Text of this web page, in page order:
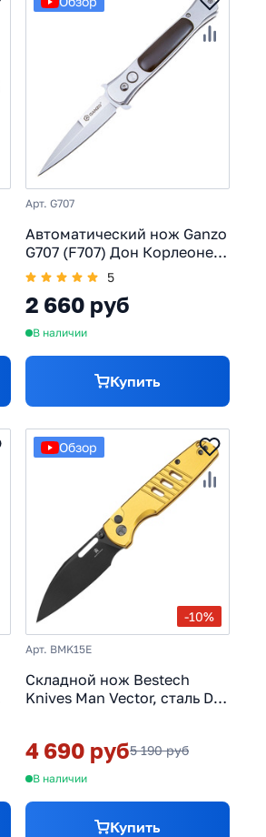
Арт. G707
Автоматический нож Ganzo
G707 (F707) Дон Корлеоне,
сталь 440C, выкидной нож
5
2 660 руб
В наличии
Купить
-10%
Обзор
Арт. BMK15E
Складной нож Bestech
Knives Man Vector, сталь D2,
4 690 руб5 190 руб
В наличии
Купить